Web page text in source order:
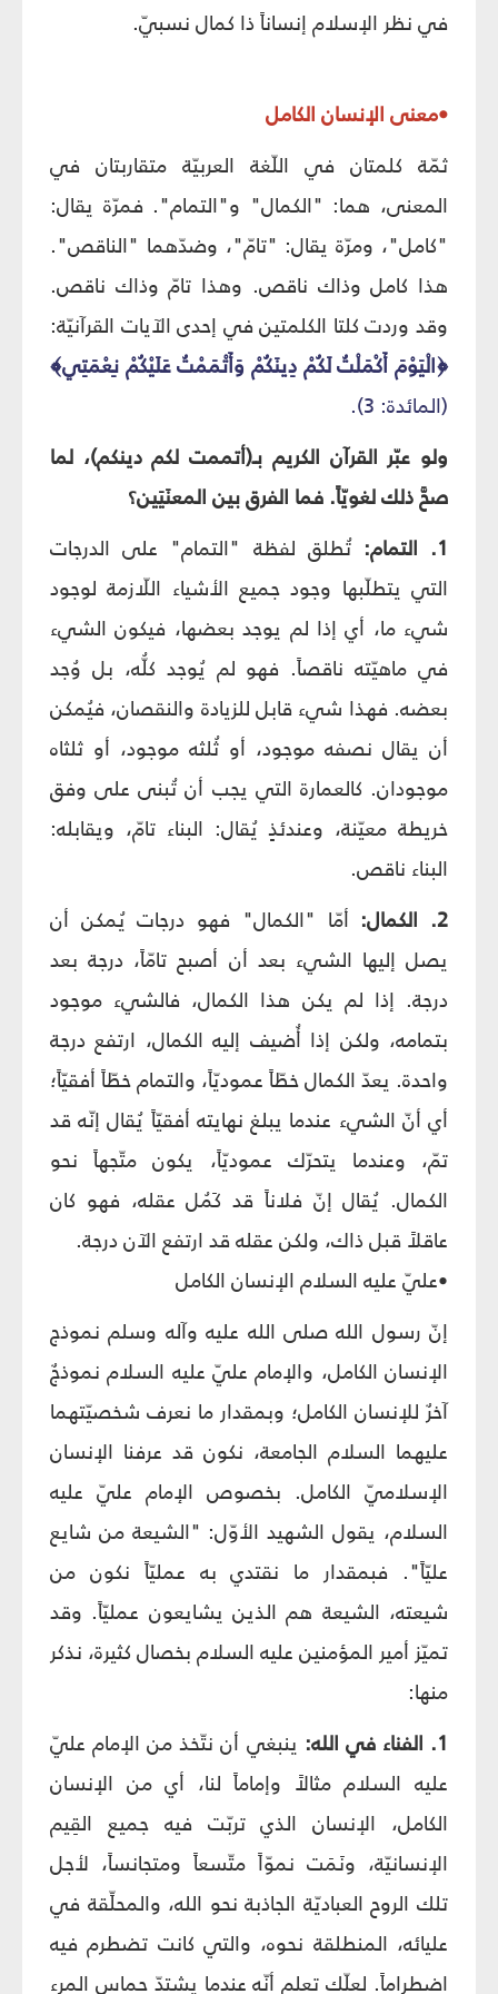
في نظر الإسلام إنساناً ذا كمال نسبيّ.
•معنى الإنسان الكامل
ثمّة كلمتان في اللّغة العربيّة متقاربتان في
المعنى، هما: "الكمال" و"التمام". فمرّة يقال:
"كامل"، ومرّة يقال: "تامّ"، وضدّهما "الناقص".
هذا كامل وذاك ناقص. وهذا تامّ وذاك ناقص.
وقد وردت كلتا الكلمتين في إحدى الآيات القرآنيّة:
﴿الْيَوْمَ أَكْمَلْتُ لَكُمْ دِينَكُمْ وَأَتْمَمْتُ عَلَيْكُمْ نِعْمَتِي﴾
(المائدة: 3).
ولو عبّر القرآن الكريم بـ(أتممت لكم دينكم)، لما
صحَّ ذلك لغويّاً. فما الفرق بين المعنَيَين؟
1. التمام:
تُطلق لفظة "التمام" على الدرجات
التي يتطلّبها وجود جميع الأشياء اللّازمة لوجود
شيء ما، أي إذا لم يوجد بعضها، فيكون الشيء
في ماهيّته ناقصاً. فهو لم يُوجد كلُّه، بل وُجد
بعضه. فهذا شيء قابل للزيادة والنقصان، فيُمكن
أن يقال نصفه موجود، أو ثُلثه موجود، أو ثلثاه
موجودان. كالعمارة التي يجب أن تُبنى على وفق
خريطة معيّنة، وعندئذٍ يُقال: البناء تامّ، ويقابله:
البناء ناقص.
2. الكمال:
أمّا "الكمال" فهو درجات يُمكن أن
يصل إليها الشيء بعد أن أصبح تامّاً، درجة بعد
درجة. إذا لم يكن هذا الكمال، فالشيء موجود
بتمامه، ولكن إذا أُضيف إليه الكمال، ارتفع درجة
واحدة. يعدّ الكمال خطّاً عموديّاً، والتمام خطّاً أفقيّاً؛
أي أنّ الشيء عندما يبلغ نهايته أفقيّاً يُقال إنّه قد
تمّ، وعندما يتحرّك عموديّاً، يكون متّجهاً نحو
الكمال. يُقال إنّ فلاناً قد كَمُل عقله، فهو كان
عاقلاً قبل ذاك، ولكن عقله قد ارتفع الآن درجة.
•عليّ عليه السلام الإنسان الكامل
إنّ رسول الله صلى الله عليه وآله وسلم نموذج
الإنسان الكامل، والإمام عليّ عليه السلام نموذجٌ
آخرٌ للإنسان الكامل؛ وبمقدار ما نعرف شخصيّتهما
عليهما السلام الجامعة، نكون قد عرفنا الإنسان
الإسلاميّ الكامل. بخصوص الإمام عليّ عليه
السلام، يقول الشهيد الأوّل: "الشيعة من شايع
عليّاً". فبمقدار ما نقتدي به عمليّاً نكون من
شيعته، الشيعة هم الذين يشايعون عمليّاً. وقد
تميّز أمير المؤمنين عليه السلام بخصال كثيرة، نذكر
منها:
1. الفناء في الله:
ينبغي أن نتّخذ من الإمام عليّ
عليه السلام مثالاً وإماماً لنا، أي من الإنسان
الكامل، الإنسان الذي تربّت فيه جميع القِيم
الإنسانيّة، ونَمَت نموّاً متّسعاً ومتجانساً، لأجل
تلك الروح العباديّة الجاذبة نحو الله، والمحلِّقة في
عليائه، المنطلقة نحوه، والتي كانت تضطرم فيه
اضطراماً. لعلّك تعلم أنّه عندما يشتدّ حماس المرء